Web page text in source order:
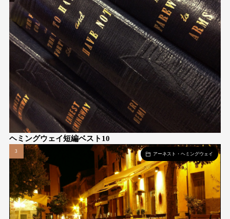
ヘミングウェイ短編ベスト10
アーネスト・ヘミングウェイ